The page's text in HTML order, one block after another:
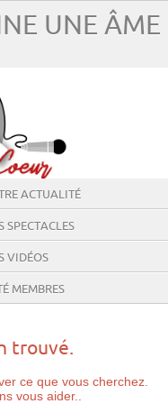
UNE ÂME
ACTUALITÉ
SPECTACLES
VIDÉOS
MEMBRES
trouvé.
ce que vous cherchez.
vous aider..